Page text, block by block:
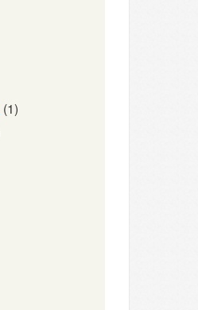
(1)